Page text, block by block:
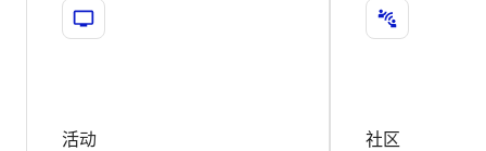
活动 社区